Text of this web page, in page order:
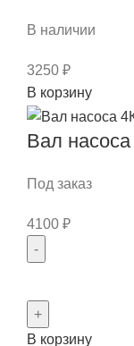
В наличии
3250 ₽
Количество
товара
Звездочка
ПМ130Б-800.003
12
В корзину
Вал
Под заказ
4100 ₽
Вал
насоса
В корзину